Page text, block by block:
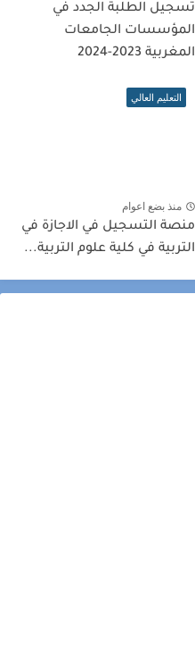
تسجيل الطلبة الجدد في
المؤسسات الجامعات
المغربية 2023-2024
التعليم العالي
منذ بضع اعوام
منصة التسجيل في الاجازة في
التربية في كلية علوم التربية...